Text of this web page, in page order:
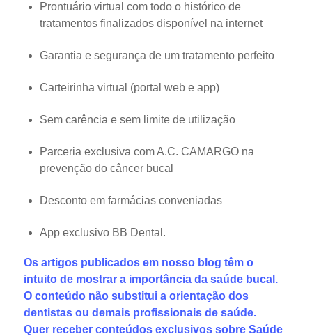
Prontuário virtual com todo o histórico de
tratamentos finalizados disponível na internet
Garantia e segurança de um tratamento perfeito
Carteirinha virtual (portal web e app)
Sem carência e sem limite de utilização
Parceria exclusiva com A.C. CAMARGO na
prevenção do câncer bucal
Desconto em farmácias conveniadas
App exclusivo BB Dental.
Os artigos publicados em nosso blog têm o
intuito de mostrar a importância da saúde bucal.
O conteúdo não substitui a orientação dos
dentistas ou demais profissionais de saúde.
Quer receber conteúdos exclusivos sobre Saúde